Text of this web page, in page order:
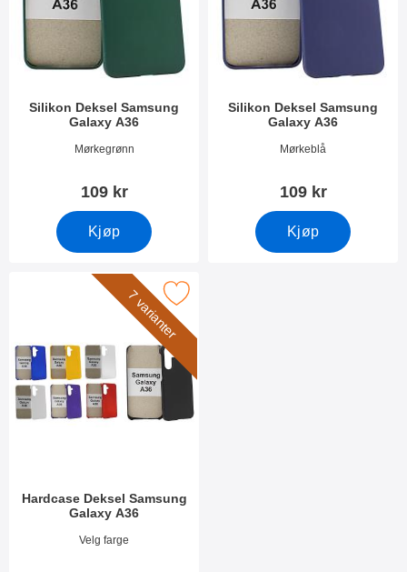
Silikon Deksel Samsung
Galaxy A36
Varenummer 53033
Mørkegrønn
109 kr
Kjøp
Silikon Deksel Samsung
Galaxy A36
Varenummer 53034
Mørkeblå
109 kr
Kjøp
7 varianter
Hardcase Deksel Samsung
Galaxy A36
Varenummer 53024
Velg farge
hardcase Deksel Samsung Galaxy A36 som favoritt